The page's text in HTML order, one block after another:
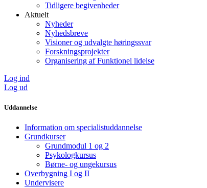
Tidligere begivenheder
Aktuelt
Nyheder
Nyhedsbreve
Visioner og udvalgte høringssvar
Forskningsprojekter
Organisering af Funktionel lidelse
Log ind
Log ud
Uddannelse
Information om specialistuddannelse
Grundkurser
Grundmodul 1 og 2
Psykologkursus
Børne- og ungekursus
Overbygning I og II
Undervisere